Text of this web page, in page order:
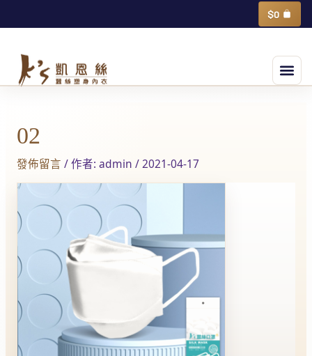
至
內
$0
物
籃
選
單
02
發佈留言 / 作者: admin /2021-04-17